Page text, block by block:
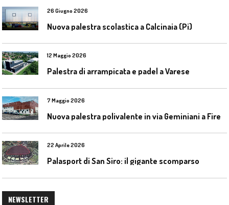
26 Giugno 2026
Nuova palestra scolastica a Calcinaia (Pi)
12 Maggio 2026
Palestra di arrampicata e padel a Varese
7 Maggio 2026
22 Aprile 2026
Palasport di San Siro: il gigante scomparso
NEWSLETTER